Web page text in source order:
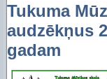
Tukuma
audzēkņus
gadam